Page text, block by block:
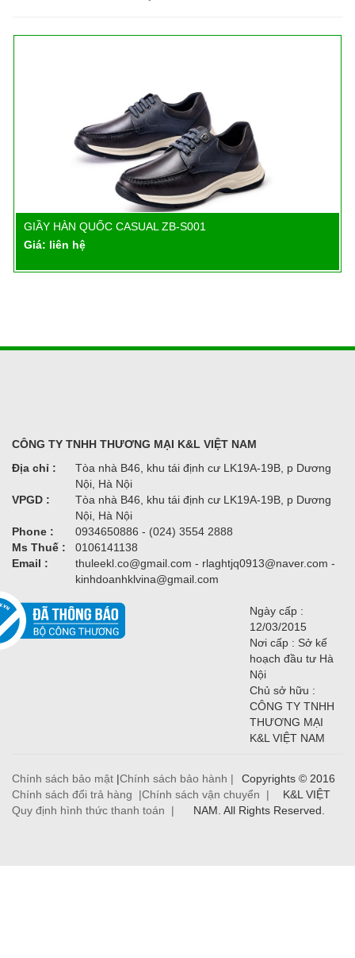
Chi tiết
GIẦY HÀN QUỐC CASUAL ZB-S001
Giá: liên hệ
CÔNG TY TNHH THƯƠNG MẠI K&L VIỆT NAM
Địa chỉ :
Tòa nhà B46, khu tái định cư LK19A-19B, p Dương
Nội, Hà Nội
VPGD :
Tòa nhà B46, khu tái định cư LK19A-19B, p Dương
Nội, Hà Nội
Phone :
0934650886 - (024) 3554 2888
Ms Thuế :
0106141138
Email :
thuleekl.co@gmail.com - rlaghtjq0913@naver.com -
kinhdoanhklvina@gmail.com
Ngày cấp :
12/03/2015
Nơi cấp : Sở kế
hoạch đầu tư Hà
Nội
Chủ sở hữu :
CÔNG TY TNHH
THƯƠNG MẠI
K&L VIỆT NAM
Chính sách bảo mật |Chính sách bảo hành |
Chính sách đổi trả hàng |Chính sách vận chuyển |
Quy định hình thức thanh toán |
Copyrights © 2016
K&L VIỆT
NAM. All Rights Reserved.